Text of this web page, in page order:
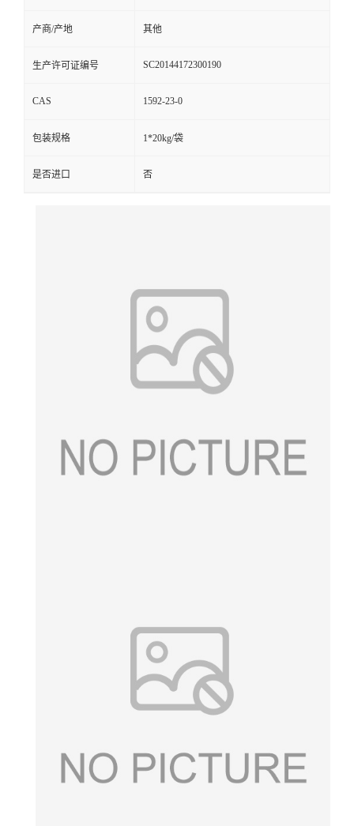
产商/产地 其他
生产许可证编号 SC20144172300190
CAS 1592-23-0
包装规格 1*20kg/袋
是否进口 否